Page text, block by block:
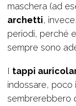
maschera (ad
archetti,
periodi, perché
sempre sono
I tappi
indossare, poco
sembrerebbero